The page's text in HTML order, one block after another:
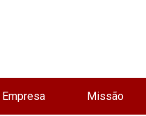
Empresa Missão